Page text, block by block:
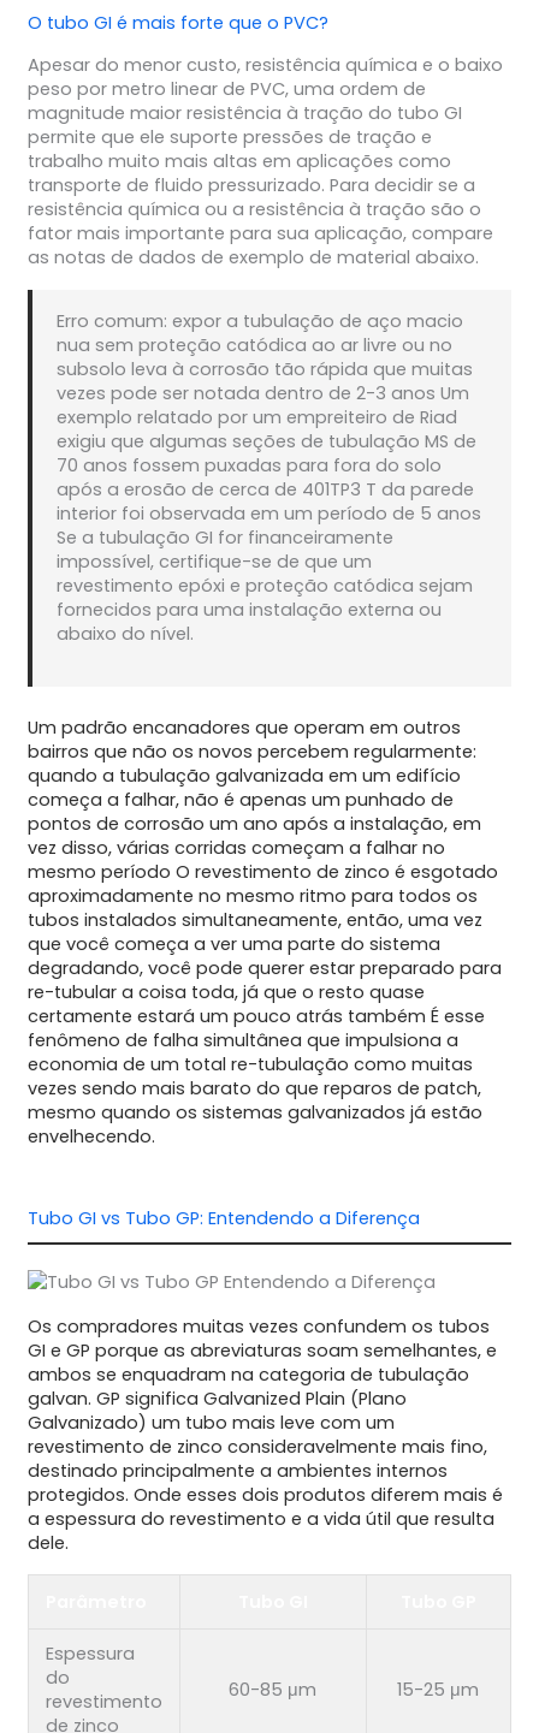
O tubo GI é mais forte que o PVC?
Apesar do menor custo, resistência química e o baixo
peso por metro linear de PVC, uma ordem de
magnitude maior resistência à tração do tubo GI
permite que ele suporte pressões de tração e
trabalho muito mais altas em aplicações como
transporte de fluido pressurizado. Para decidir se a
resistência química ou a resistência à tração são o
fator mais importante para sua aplicação, compare
as notas de dados de exemplo de material abaixo.
Erro comum: expor a tubulação de aço macio
nua sem proteção catódica ao ar livre ou no
subsolo leva à corrosão tão rápida que muitas
vezes pode ser notada dentro de 2-3 anos Um
exemplo relatado por um empreiteiro de Riad
exigiu que algumas seções de tubulação MS de
70 anos fossem puxadas para fora do solo
após a erosão de cerca de 401TP3 T da parede
interior foi observada em um período de 5 anos
Se a tubulação GI for financeiramente
impossível, certifique-se de que um
revestimento epóxi e proteção catódica sejam
fornecidos para uma instalação externa ou
abaixo do nível.
Um padrão encanadores que operam em outros
bairros que não os novos percebem regularmente:
quando a tubulação galvanizada em um edifício
começa a falhar, não é apenas um punhado de
pontos de corrosão um ano após a instalação, em
vez disso, várias corridas começam a falhar no
mesmo período O revestimento de zinco é esgotado
aproximadamente no mesmo ritmo para todos os
tubos instalados simultaneamente, então, uma vez
que você começa a ver uma parte do sistema
degradando, você pode querer estar preparado para
re-tubular a coisa toda, já que o resto quase
certamente estará um pouco atrás também É esse
fenômeno de falha simultânea que impulsiona a
economia de um total re-tubulação como muitas
vezes sendo mais barato do que reparos de patch,
mesmo quando os sistemas galvanizados já estão
envelhecendo.
Tubo GI vs Tubo GP: Entendendo a Diferença
Os compradores muitas vezes confundem os tubos
GI e GP porque as abreviaturas soam semelhantes, e
ambos se enquadram na categoria de tubulação
galvan. GP significa Galvanized Plain (Plano
Galvanizado) um tubo mais leve com um
revestimento de zinco consideravelmente mais fino,
destinado principalmente a ambientes internos
protegidos. Onde esses dois produtos diferem mais é
a espessura do revestimento e a vida útil que resulta
dele.
Espessura
do
revestimento
de zinco
60-85 μm 15-25 μm